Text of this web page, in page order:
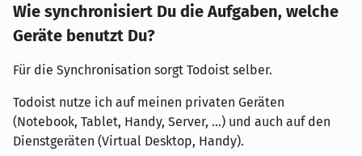
Wie synchronisiert Du die Aufgaben, welche
Geräte benutzt Du?
Für die Synchronisation sorgt Todoist selber.
Todoist nutze ich auf meinen privaten Geräten
(Notebook, Tablet, Handy, Server, ...) und auch auf den
Dienstgeräten (Virtual Desktop, Handy).